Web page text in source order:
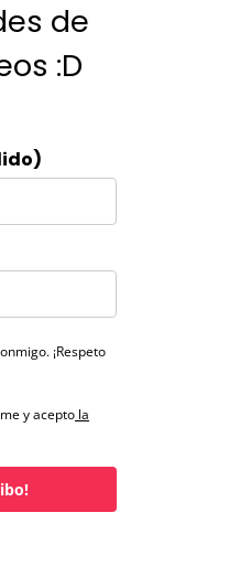
de
:D
¡Respeto
y acepto la